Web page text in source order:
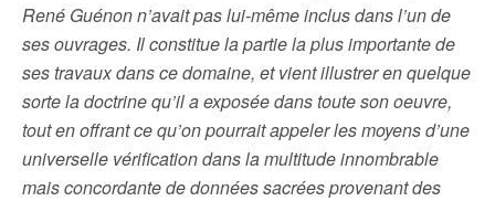
René Guénon n’avait pas lui-même inclus dans l’un de
ses ouvrages. Il constitue la partie la plus importante de
ses travaux dans ce domaine, et vient illustrer en quelque
sorte la doctrine qu’il a exposée dans toute son oeuvre,
tout en offrant ce qu’on pourrait appeler les moyens d’une
universelle vérification dans la multitude innombrable
mais concordante de données sacrées provenant des